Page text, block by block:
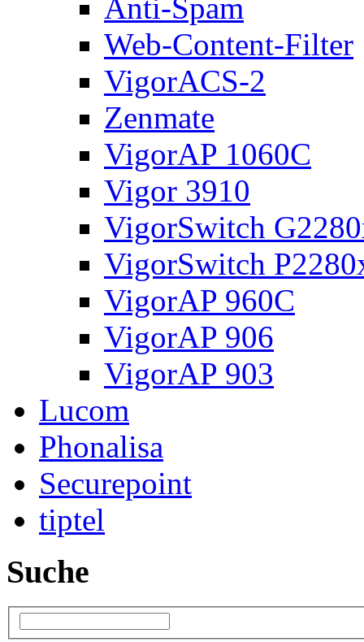
Anti-Spam
Web-Content-Filter
VigorACS-2
Zenmate
VigorAP 1060C
Vigor 3910
VigorSwitch
VigorSwitch
VigorAP 960C
VigorAP 906
VigorAP 903
Lucom
Phonalisa
Securepoint
tiptel
Suche